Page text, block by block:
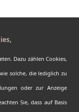
Seatbelts
Dazu zählen Cookies,
solche, die lediglich zu
oder zur Anzeige
Sie, dass auf Basis